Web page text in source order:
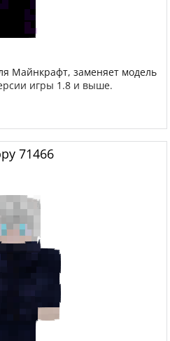
Майнкрафт, заменяет модель
игры 1.8 и выше.
71466